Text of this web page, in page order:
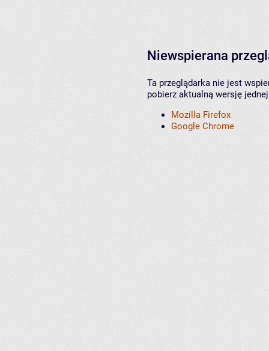
Niewspierana
Ta przeglądarka nie jest
pobierz aktualną wersję
Mozilla Firefox
Google Chrome